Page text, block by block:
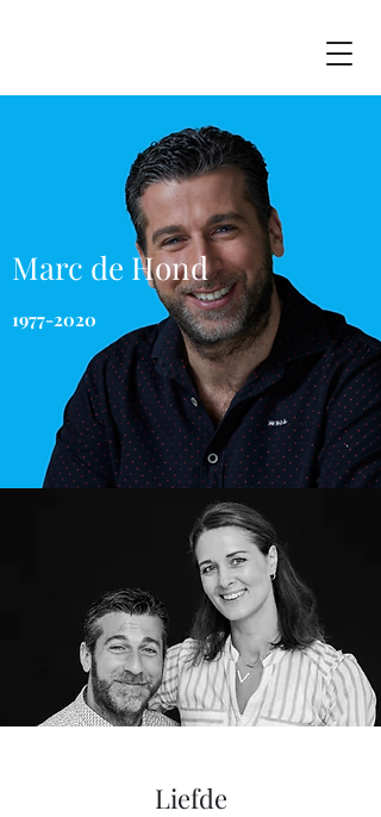
Marc de Hond
1977-2020
Liefde